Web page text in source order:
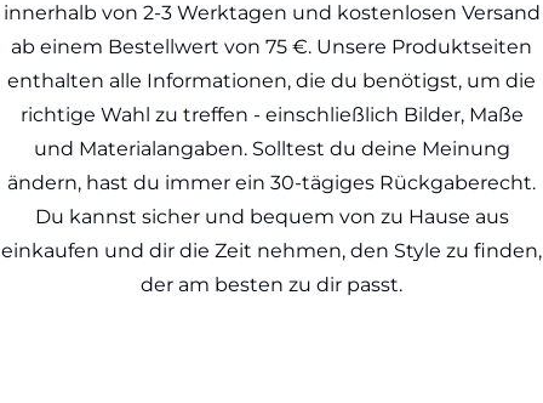
innerhalb von 2-3 Werktagen und kostenlosen Versand
ab einem Bestellwert von 75 €. Unsere Produktseiten
enthalten alle Informationen, die du benötigst, um die
richtige Wahl zu treffen - einschließlich Bilder, Maße
und Materialangaben. Solltest du deine Meinung
ändern, hast du immer ein 30-tägiges Rückgaberecht.
Du kannst sicher und bequem von zu Hause aus
einkaufen und dir die Zeit nehmen, den Style zu finden,
der am besten zu dir passt.